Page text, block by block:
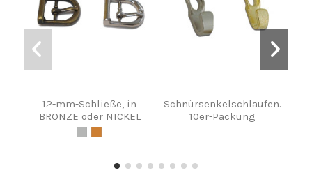
12-mm-Schließe, in
BRONZE oder NICKEL
Schnürsenkelschlaufen.
10er-Packung